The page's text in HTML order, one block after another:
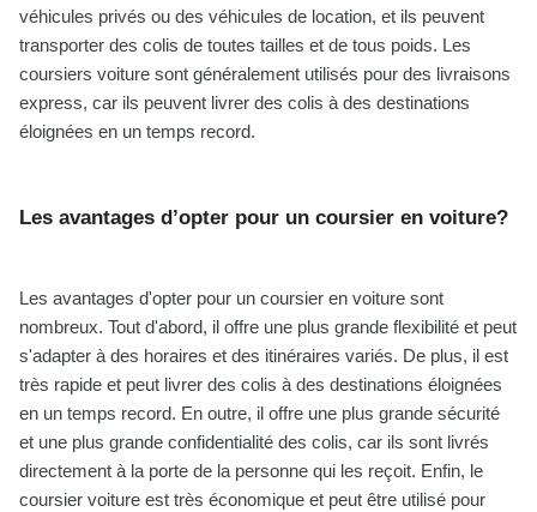
véhicules privés ou des véhicules de location, et ils peuvent
transporter des colis de toutes tailles et de tous poids. Les
coursiers voiture sont généralement utilisés pour des livraisons
express, car ils peuvent livrer des colis à des destinations
éloignées en un temps record.
Les avantages d’opter pour un coursier en voiture?
Les avantages d'opter pour un coursier en voiture sont
nombreux. Tout d'abord, il offre une plus grande flexibilité et peut
s'adapter à des horaires et des itinéraires variés. De plus, il est
très rapide et peut livrer des colis à des destinations éloignées
en un temps record. En outre, il offre une plus grande sécurité
et une plus grande confidentialité des colis, car ils sont livrés
directement à la porte de la personne qui les reçoit. Enfin, le
coursier voiture est très économique et peut être utilisé pour